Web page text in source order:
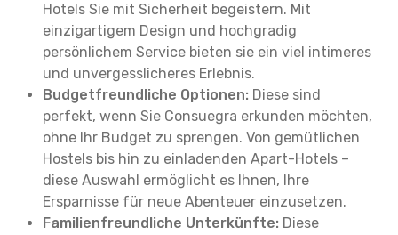
Hotels Sie mit Sicherheit begeistern. Mit
einzigartigem Design und hochgradig
persönlichem Service bieten sie ein viel intimeres
und unvergesslicheres Erlebnis.
Budgetfreundliche Optionen: Diese sind
perfekt, wenn Sie Consuegra erkunden möchten,
ohne Ihr Budget zu sprengen. Von gemütlichen
Hostels bis hin zu einladenden Apart-Hotels –
diese Auswahl ermöglicht es Ihnen, Ihre
Ersparnisse für neue Abenteuer einzusetzen.
Familienfreundliche Unterkünfte: Diese